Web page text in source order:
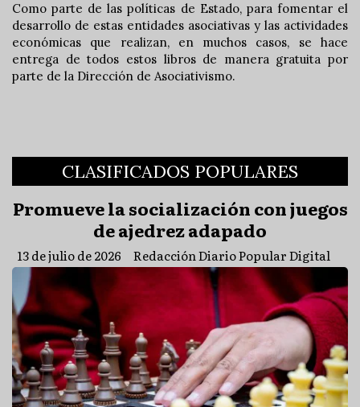
Como parte de las políticas de Estado, para fomentar el
desarrollo de estas entidades asociativas y las actividades
económicas que realizan, en muchos casos, se hace
entrega de todos estos libros de manera gratuita por
parte de la Dirección de Asociativismo.
CLASIFICADOS POPULARES
Promueve la socialización con juegos
de ajedrez adapado
Redacción Diario Popular Digital
13 de julio de 2026